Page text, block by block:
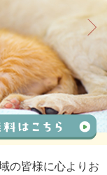
の皆様に心よりお